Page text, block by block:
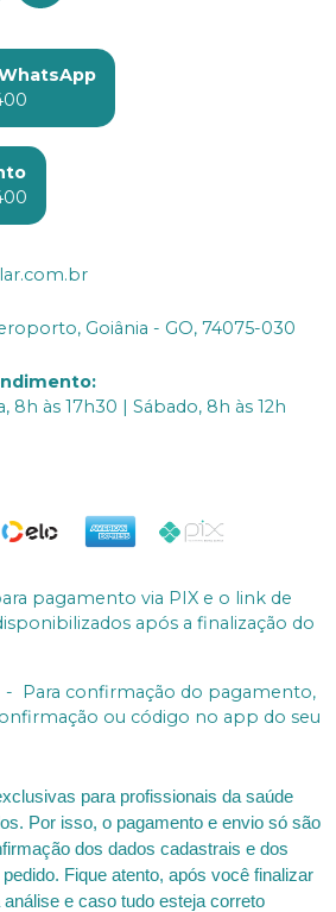
Goiânia - GO, 74075-030
:
8h às 17h30 | Sábado, 8h às 12h
pagamento via PIX e o link de
após a finalização do
-
Para confirmação do pagamento,
ou código no app do seu
para profissionais da saúde
Por isso, o pagamento e envio só são
dos dados cadastrais e dos
Fique atento, após você finalizar
e caso tudo esteja correto